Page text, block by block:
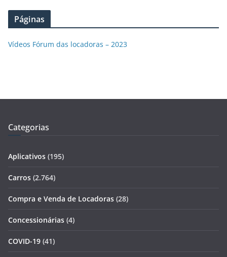
Páginas
Vídeos Fórum das locadoras – 2023
Categorias
Aplicativos (195)
Carros (2.764)
Compra e Venda de Locadoras (28)
Concessionárias (4)
COVID-19 (41)